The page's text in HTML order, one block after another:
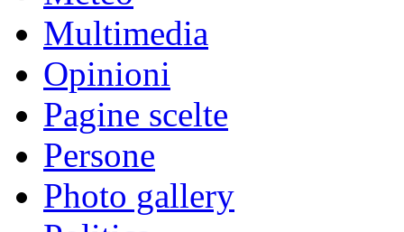
Multimedia
Opinioni
Pagine scelte
Persone
Photo gallery